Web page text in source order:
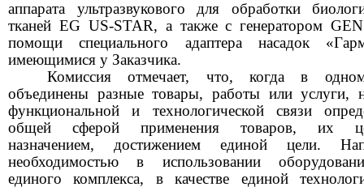
аппарата ультразвукового для обработки
тканей EG US-STAR, а также с генератором
помощи специального адаптера насадок
имеющимися у Заказчика.
Комиссия отмечает, что, когда в
объединены разные товары, работы или услуги,
функциональной и технологической связи
общей сферой применения товаров, их
назначением, достижением единой цели.
необходимостью в использовании
единого комплекса, в качестве единой